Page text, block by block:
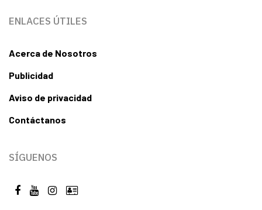
ENLACES ÚTILES
Acerca de Nosotros
Publicidad
Aviso de privacidad
Contáctanos
SÍGUENOS